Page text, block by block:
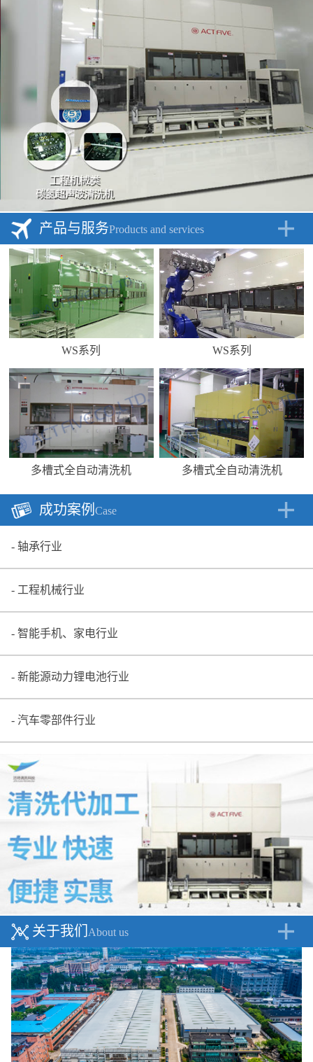
产品与服务Products and services
WS系列 WS系列
多槽式全自动清洗机 多槽式全自动清洗机
成功案例 Case
轴承行业
工程机械行业
智能手机、家电行业
新能源动力锂电池行业
汽车零部件行业
关于我们 About us